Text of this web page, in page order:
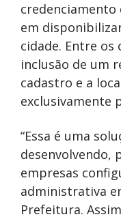
credenciamento
em
cidade. Entre os
inclusão de um
cadastro e a
exclusivamente
“Essa é uma
desenvolvendo,
empresas
administrativa
Prefeitura.